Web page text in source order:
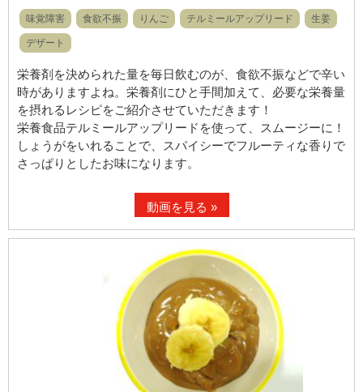
味覚障害 食欲不振 りんご テルミールアップリード 生姜
デザート
栄養剤を決められた量を毎日飲むのが、食欲不振などで辛い
時がありますよね。栄養剤にひと手間加えて、必要な栄養量
を摂れるレシピをご紹介させていただきます！
栄養食品テルミールアップリードを使って、スムージーに！
しょうがをいれることで、スパイシーでフルーティな香りで
さっぱりとしたお味になります。
動画を見る »